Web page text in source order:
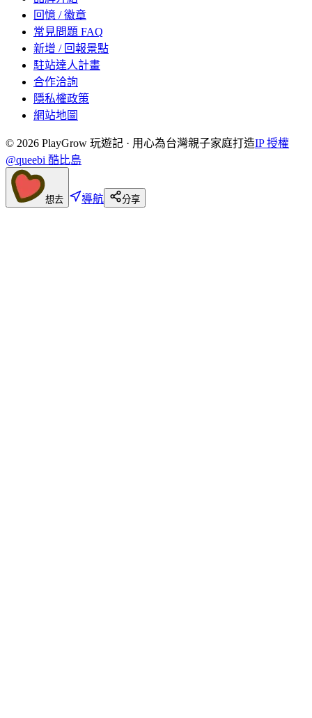
回憶 / 徽章
常見問題 FAQ
新增 / 回報景點
駐站達人計畫
合作洽詢
隱私權政策
網站地圖
© 2026 PlayGrow 玩遊記 · 用心為台灣親子家庭打造IP 授權
@queebi 酷比島
想去 導航 分享